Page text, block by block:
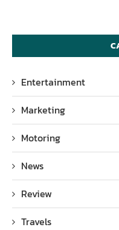
Entertainment
Marketing
Motoring
News
Review
Travels